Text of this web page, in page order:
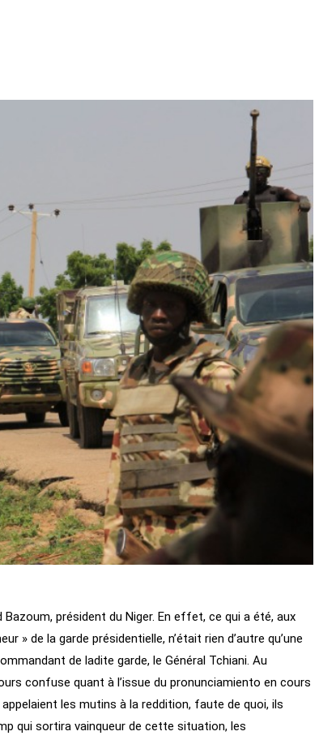
président du Niger. En effet, ce qui a été, aux
» de la garde présidentielle, n’était rien d’autre qu’une
de ladite garde, le Général Tchiani. Au
confuse quant à l’issue du pronunciamiento en cours
les mutins à la reddition, faute de quoi, ils
qui sortira vainqueur de cette situation, les